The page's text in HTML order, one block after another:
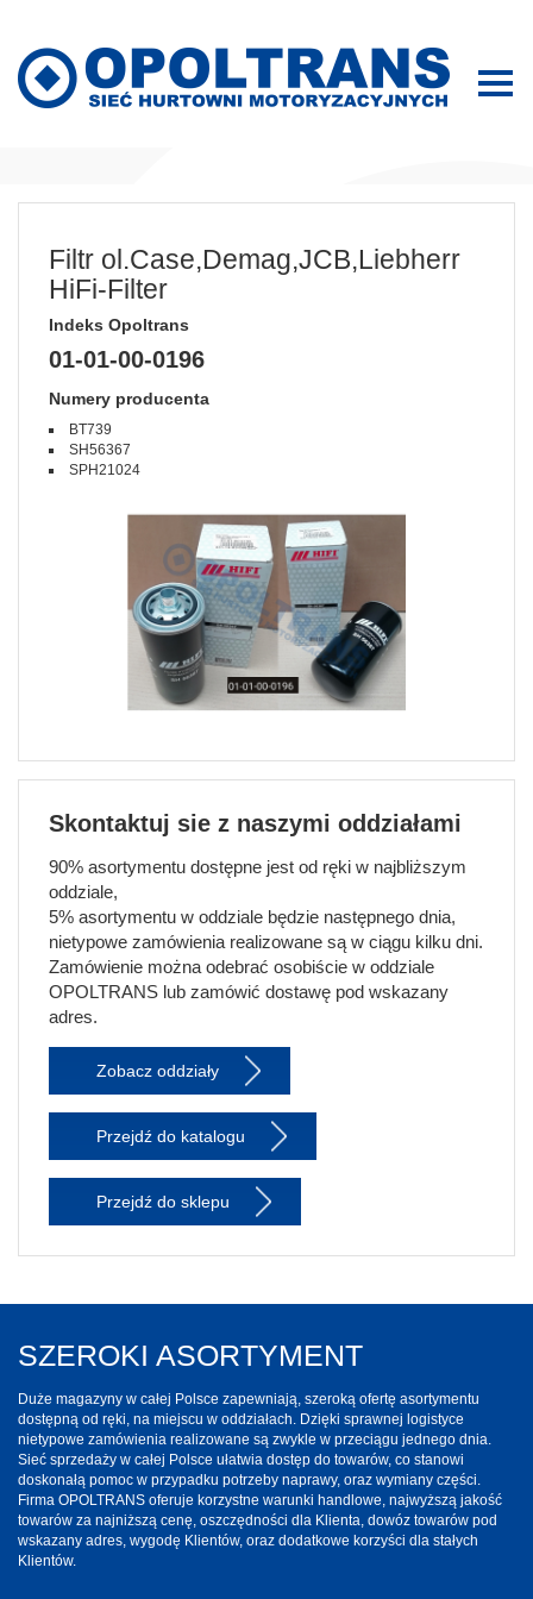
Filtr ol.Case,Demag,JCB,Liebherr
HiFi-Filter
Indeks Opoltrans
01-01-00-0196
Numery producenta
BT739
SH56367
SPH21024
Skontaktuj sie z naszymi oddziałami
90% asortymentu dostępne jest od ręki w najbliższym
oddziale,
5% asortymentu w oddziale będzie następnego dnia,
nietypowe zamówienia realizowane są w ciągu kilku dni.
Zamówienie można odebrać osobiście w oddziale
OPOLTRANS lub zamówić dostawę pod wskazany
adres.
Zobacz oddziały
Przejdź do katalogu
Przejdź do sklepu
SZEROKI ASORTYMENT
Duże magazyny w całej Polsce zapewniają, szeroką ofertę asortymentu
dostępną od ręki, na miejscu w oddziałach. Dzięki sprawnej logistyce
nietypowe zamówienia realizowane są zwykle w przeciągu jednego dnia.
Sieć sprzedaży w całej Polsce ułatwia dostęp do towarów, co stanowi
doskonałą pomoc w przypadku potrzeby naprawy, oraz wymiany części.
Firma OPOLTRANS oferuje korzystne warunki handlowe, najwyższą jakość
towarów za najniższą cenę, oszczędności dla Klienta, dowóz towarów pod
wskazany adres, wygodę Klientów, oraz dodatkowe korzyści dla stałych
Klientów.